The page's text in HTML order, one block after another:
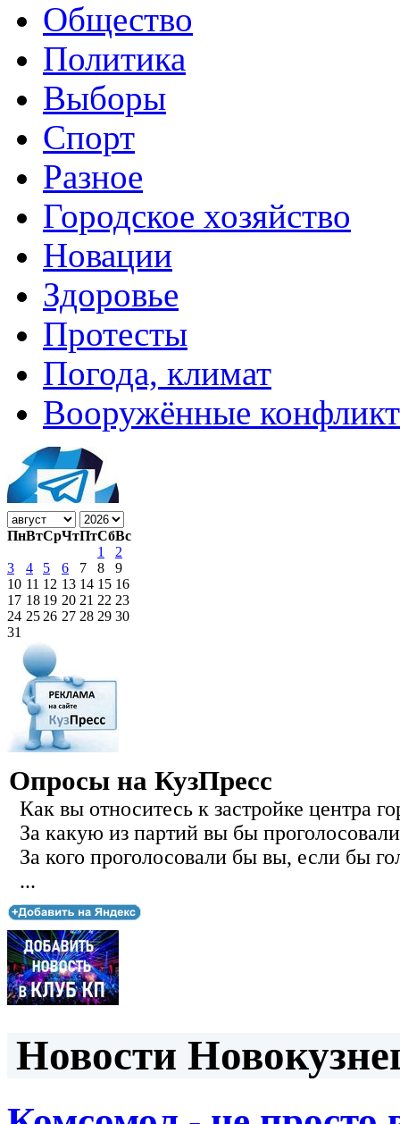
Общество
Политика
Выборы
Спорт
Разное
Городское хозяйство
Новации
Здоровье
Протесты
Погода, климат
Вооружённые
ПнВтСрЧтПтСбВс
1
2
3
4 5 6 7 8
9
10 11 12 13 14 15 16
17 18 19 20 21 22 23
24 25 26 27 28 29 30
31
Опросы на КузПресс
Как вы относитесь к застройке центра
За какую из партий вы бы
За кого проголосовали бы вы, если бы
...
Новости